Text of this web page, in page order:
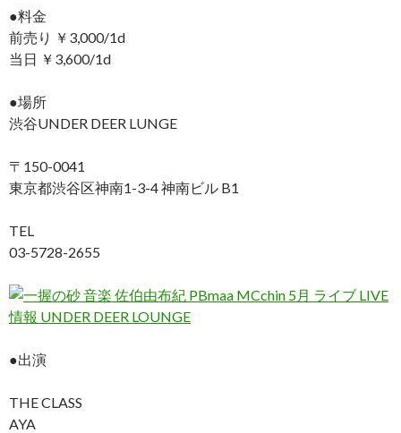
●料金
前売り ￥3,000/1d
当日 ￥3,600/1d
●場所
渋谷UNDER DEER LUNGE
〒150-0041
東京都渋谷区神南1-3-4 神南ビル B1
TEL
03-5728-2655
●出演
THE CLASS
AYA